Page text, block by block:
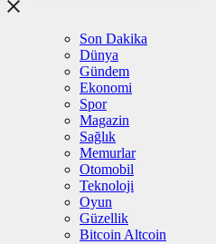
Son Dakika
Dünya
Gündem
Ekonomi
Spor
Magazin
Sağlık
Memurlar
Otomobil
Teknoloji
Oyun
Güzellik
Bitcoin Altcoin